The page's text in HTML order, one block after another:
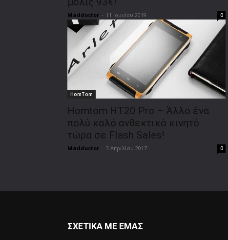
Maddoctor - 11 Ιουνίου 2019 0
HomTom
Homtom HT20 Pro – Άλλο ένα
πολύ καλό ανθεκτικό κινητό
τώρα σε Flash Sales!
Maddoctor - 3 Απριλίου 2017 0
ΣΧΕΤΙΚΑ ΜΕ ΕΜΑΣ